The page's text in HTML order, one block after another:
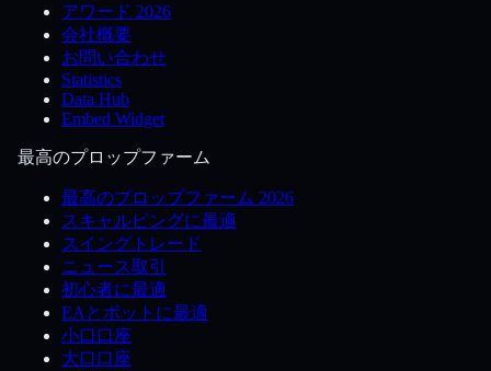
アワード 2026
会社概要
お問い合わせ
Statistics
Data Hub
Embed Widget
最高のプロップファーム
最高のプロップファーム 2026
スキャルピングに最適
スイングトレード
ニュース取引
初心者に最適
EAとボットに最適
小口口座
大口口座